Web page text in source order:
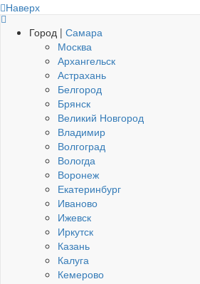
Наверх
Город | Самара
Москва
Архангельск
Астрахань
Белгород
Брянск
Великий Новгород
Владимир
Волгоград
Вологда
Воронеж
Екатеринбург
Иваново
Ижевск
Иркутск
Казань
Калуга
Кемерово